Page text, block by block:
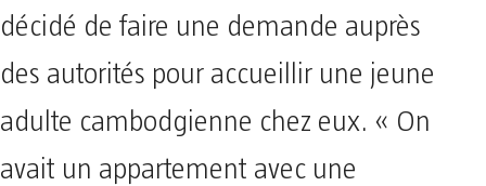
décidé de faire une demande auprès
des autorités pour accueillir une jeune
adulte cambodgienne chez eux. « On
avait un appartement avec une